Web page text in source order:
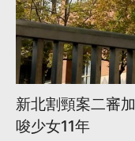
新北割頸案二審
唆少女11年